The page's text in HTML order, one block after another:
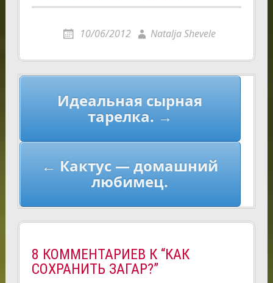
10/06/2012 Natalja Shevele
Навигация
Идеальная сырная
тарелка. →
← Кактус — домашний
любимец.
8 КОММЕНТАРИЕВ К “КАК
СОХРАНИТЬ ЗАГАР?”